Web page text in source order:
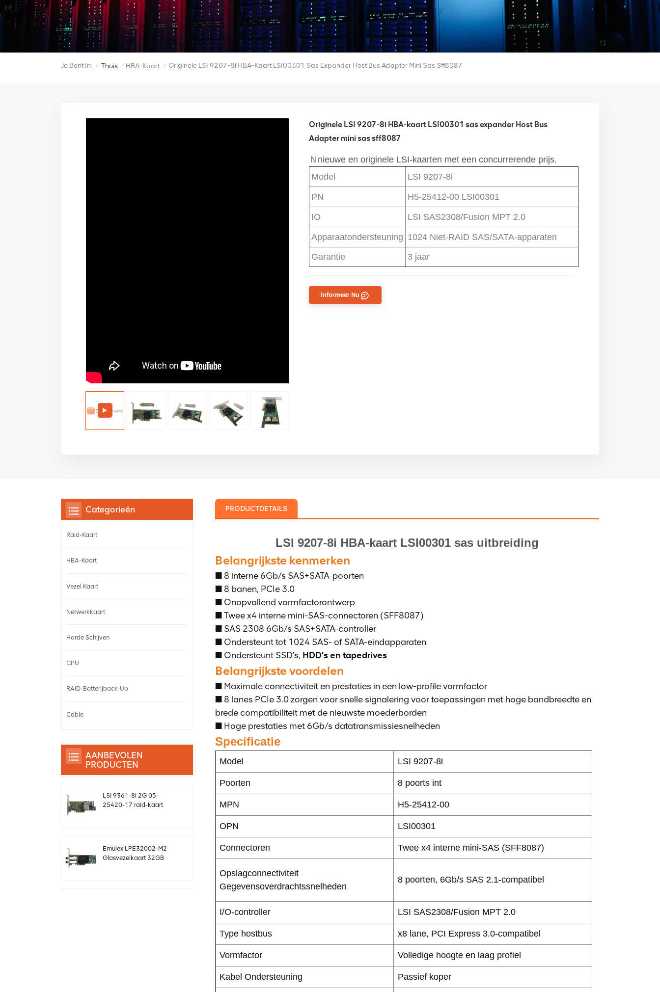
Je Bent In: / Thuis / HBA-Kaart / Originele LSI 9207-8i HBA-Kaart LSI00301 Sas Expander Host Bus Adapter Mini Sas Sff8087
Originele LSI 9207-8i HBA-kaart LSI00301 sas expander Host Bus
Adapter mini sas sff8087
Ｎnieuwe en originele LSI-kaarten met een concurrerende prijs.
Model
LSI 9207-8i
PN H5-25412-00 LSI00301
IO LSI SAS2308/Fusion MPT 2.0
Apparaatondersteuning 1024 Niet-RAID SAS/SATA-apparaten
Garantie
3 jaar
Informeer Nu
PRODUCTDETAILS
LSI 9207-8i HBA-kaart LSI00301 sas uitbreiding
Belangrijkste kenmerken
■ 8 interne 6Gb/s SAS+SATA-poorten
■ 8 banen, PCIe 3.0
■ Onopvallend vormfactorontwerp
■ Twee x4 interne mini-SAS-connectoren (SFF8087)
■ SAS 2308 6Gb/s SAS+SATA-controller
■ Ondersteunt tot 1024 SAS- of SATA-eindapparaten
■ Ondersteunt SSD's, HDD's en tapedrives
Belangrijkste voordelen
■ Maximale connectiviteit en prestaties in een low-profile vormfactor
■ 8 lanes PCIe 3.0 zorgen voor snelle signalering voor toepassingen met hoge bandbreedte en
brede compatibiliteit met de nieuwste moederborden
■ Hoge prestaties met 6Gb/s datatransmissiesnelheden
Specificatie
Model LSI 9207-8i
Poorten 8 poorts int
MPN H5-25412-00
OPN LSI00301
Connectoren Twee x4 interne mini-SAS (SFF8087)
Opslagconnectiviteit
Gegevensoverdrachtssnelheden
8 poorten, 6Gb/s SAS 2.1-compatibel
I/O-controller LSI SAS2308/Fusion MPT 2.0
Type hostbus x8 lane, PCI Express 3.0-compatibel
Vormfactor Volledige hoogte en laag profiel
Kabel Ondersteuning Passief koper
Categorieën
Raid-Kaart
HBA-Kaart
Vezel Kaart
Netwerkkaart
Harde Schijven
CPU
RAID-Batterijback-Up
Cable
AANBEVOLEN
PRODUCTEN
LSI 9361-8i 2G 05-
25420-17 raid-kaart
Emulex LPE32002-M2
Glasvezelkaart 32GB